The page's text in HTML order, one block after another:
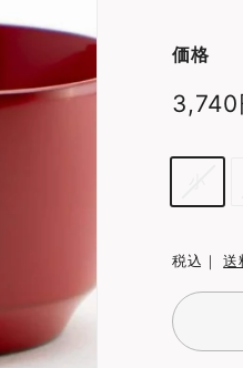
価格
通
価
3,740
イ
税込｜送